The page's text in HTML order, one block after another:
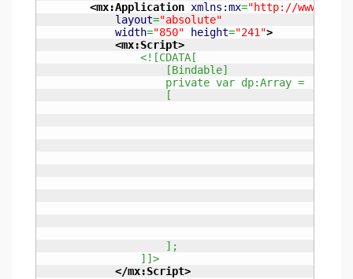
<mx:Application xmlns:mx="http://
layout="absolute"
width="850" height="241">
<mx:Script>
<![CDATA[
	            [Bindable]
	            private var dp:Array =
	            [
	            ];
	        ]]>
</mx:Script>